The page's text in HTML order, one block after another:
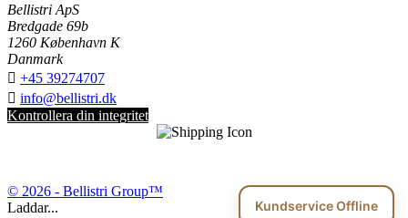
Bellistri ApS
Bredgade 69b
1260 København K
Danmark
 +45 39274707
 info@bellistri.dk
Kontrollera din integritet
Kundservice Offline
© 2026 - Bellistri Group™
Laddar...